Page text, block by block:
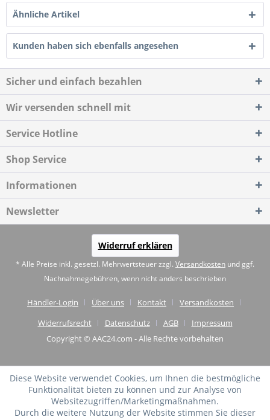
Ähnliche Artikel
Kunden haben sich ebenfalls angesehen
Sicher und einfach bezahlen
Wir versenden schnell mit
Service Hotline
Shop Service
Informationen
Newsletter
Widerruf erklären
* Alle Preise inkl. gesetzl. Mehrwertsteuer zzgl. Versandkosten und ggf.
Nachnahmegebühren, wenn nicht anders beschrieben
Händler-Login Über uns Kontakt
Versandkosten
Widerrufsrecht
Datenschutz AGB
Impressum
Copyright © AAC24.com - Alle Rechte vorbehalten
Diese Website verwendet Cookies, um Ihnen die bestmögliche
Funktionalität bieten zu können und zur Analyse von
Websitezugriffen/Marketingmaßnahmen.
Durch die weitere Nutzung der Website stimmen Sie dieser